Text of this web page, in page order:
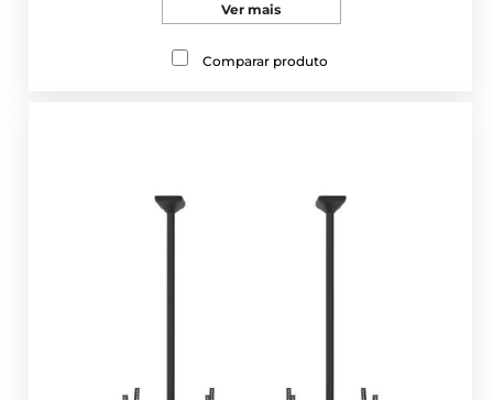
Ver mais
Comparar produto